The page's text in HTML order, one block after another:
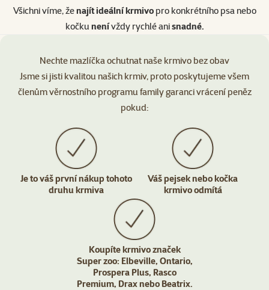
Všichni víme, ženajít ideální krmivopro konkrétního psa nebo
kočku nenívždy rychlé anisnadné.
Nechte mazlíčka ochutnat naše krmivo bez obav
Jsme si jisti kvalitou našich krmiv, proto poskytujeme všem
členům věrnostního programu family garanci vrácení peněz
pokud:
Je to váš první nákup tohoto
druhu krmiva
Váš pejsek nebo kočka
krmivo odmítá
Koupíte krmivo značek
Super zoo: Elbeville, Ontario,
Prospera Plus, Rasco
Premium, Drax nebo Beatrix.